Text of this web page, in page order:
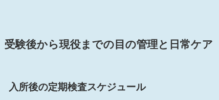
受験後から現役までの目の管理と日常ケア
入所後の定期検査スケジュール